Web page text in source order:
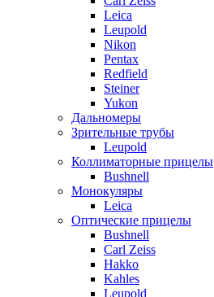
Leica
Leupold
Nikon
Pentax
Redfield
Steiner
Yukon
Дальномеры
Зрительные трубы
Leupold
Коллиматорные прицелы
Bushnell
Монокуляры
Leica
Оптические прицелы
Bushnell
Carl Zeiss
Hakko
Kahles
Leupold